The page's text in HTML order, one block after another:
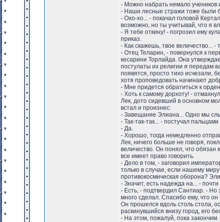
- Можно набрать немало учеников
- Наши лесные стражи тоже были
- Охо-хо... - покачал головой
возможно, но ты учитывай, что я
- Я тебе откину! - погрозил ему
приказ.
- Как скажешь, твое величество...
- Отец Теларин, - повернулся к
кесарини Торлайда. Она
постулаты их религии я передам
появятся, просто тихо исчезали,
хотя проповедовать начинают
- Мне придется обратиться к
- Хоть к самому дорхоту! -
Лек, дото сидевший в основном
встал и произнес:
- Завещание Элиана... Одно мы
- Так-так-так... - постучал
- Да.
- Хорошо, тогда немедленно
Лек, ничего больше не говоря,
величество. Он понял, что обязан
все имеет право говорить.
- Дело в том, - заговорил
только в случае, если нашему
противокосмическая оборона?
- Значит, есть надежда на... -
- Есть, - подтвердил Сантиар. - Но
много сделал. Спасибо ему, что
Он прошелся вдоль столь стола,
раскинувшийся внизу город, его
- На этом, пожалуй, пока